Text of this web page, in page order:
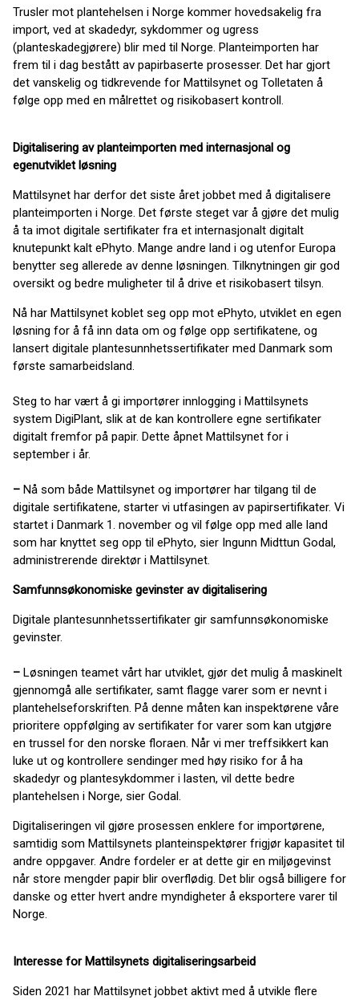
Trusler mot plantehelsen i Norge kommer hovedsakelig fra
import, ved at skadedyr, sykdommer og ugress
(planteskadegjørere) blir med til Norge. Planteimporten har
frem til i dag bestått av papirbaserte prosesser. Det har gjort
det vanskelig og tidkrevende for Mattilsynet og Tolletaten å
følge opp med en målrettet og risikobasert kontroll.
Digitalisering av planteimporten med internasjonal og
egenutviklet løsning
Mattilsynet har derfor det siste året jobbet med å digitalisere
planteimporten i Norge. Det første steget var å gjøre det mulig
å ta imot digitale sertifikater fra et internasjonalt digitalt
knutepunkt kalt ePhyto. Mange andre land i og utenfor Europa
benytter seg allerede av denne løsningen. Tilknytningen gir god
oversikt og bedre muligheter til å drive et risikobasert tilsyn.
Nå har Mattilsynet koblet seg opp mot ePhyto, utviklet en egen
løsning for å få inn data om og følge opp sertifikatene, og
lansert digitale plantesunnhetssertifikater med Danmark som
første samarbeidsland.
Steg to har vært å gi importører innlogging i Mattilsynets
system DigiPlant, slik at de kan kontrollere egne sertifikater
digitalt fremfor på papir. Dette åpnet Mattilsynet for i
september i år.
– Nå som både Mattilsynet og importører har tilgang til de
digitale sertifikatene, starter vi utfasingen av papirsertifikater. Vi
startet i Danmark 1. november og vil følge opp med alle land
som har knyttet seg opp til ePhyto, sier Ingunn Midttun Godal,
administrerende direktør i Mattilsynet.
Samfunnsøkonomiske gevinster av digitalisering
Digitale plantesunnhetssertifikater gir samfunnsøkonomiske
gevinster.
– Løsningen teamet vårt har utviklet, gjør det mulig å maskinelt
gjennomgå alle sertifikater, samt flagge varer som er nevnt i
plantehelseforskriften. På denne måten kan inspektørene våre
prioritere oppfølging av sertifikater for varer som kan utgjøre
en trussel for den norske floraen. Når vi mer treffsikkert kan
luke ut og kontrollere sendinger med høy risiko for å ha
skadedyr og plantesykdommer i lasten, vil dette bedre
plantehelsen i Norge, sier Godal.
Digitaliseringen vil gjøre prosessen enklere for importørene,
samtidig som Mattilsynets planteinspektører frigjør kapasitet til
andre oppgaver. Andre fordeler er at dette gir en miljøgevinst
når store mengder papir blir overflødig. Det blir også billigere for
danske og etter hvert andre myndigheter å eksportere varer til
Norge.
Interesse for Mattilsynets digitaliseringsarbeid
Siden 2021 har Mattilsynet jobbet aktivt med å utvikle flere